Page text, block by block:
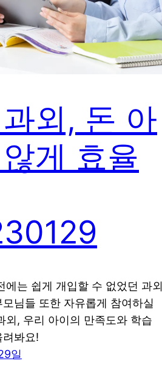
외, 돈 아
게 효율
에는 쉽게 개입할 수 없었던 과외
님들 또한 자유롭게 참여하실
외, 우리 아이의 만족도와 학습
려봐요!
일